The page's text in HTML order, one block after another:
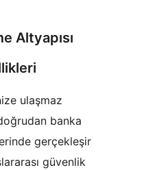
Altyapısı
ulaşmaz
banka
gerçekleşir
güvenlik